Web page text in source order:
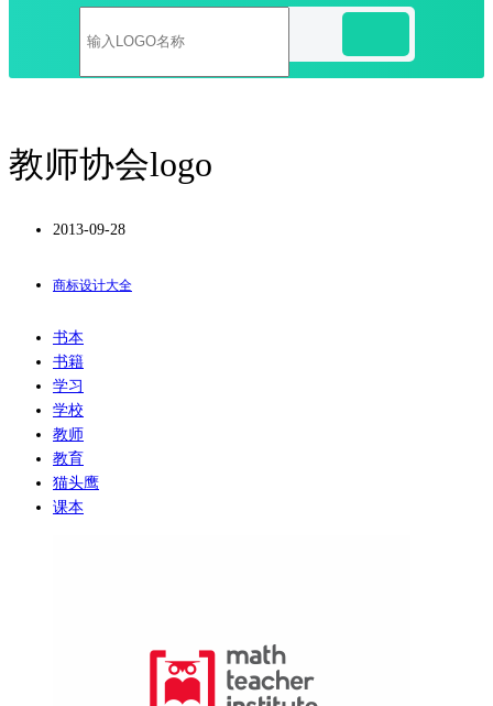
教师协会logo
2013-09-28
商标设计大全
书本
书籍
学习
学校
教师
教育
猫头鹰
课本